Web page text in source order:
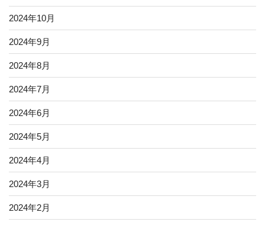
2024年10月
2024年9月
2024年8月
2024年7月
2024年6月
2024年5月
2024年4月
2024年3月
2024年2月